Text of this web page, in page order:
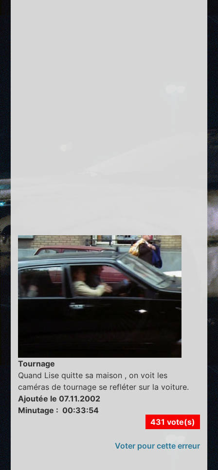
Tournage
Quand Lise quitte sa maison , on voit les
caméras de tournage se refléter sur la voiture.
Ajoutée le 07.11.2002
Minutage : 00:33:54
431 vote(s)
Voter pour cette erreur